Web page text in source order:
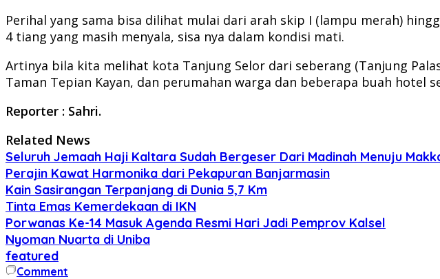
Perihal yang sama bisa dilihat mulai dari arah skip I (lampu merah)
4 tiang yang masih menyala, sisa nya dalam kondisi mati.
Artinya bila kita melihat kota Tanjung Selor dari seberang (Tanjung
Taman Tepian Kayan, dan perumahan warga dan beberapa buah hotel
Reporter : Sahri.
Related News
Seluruh Jemaah Haji Kaltara Sudah Bergeser Dari Madinah Menuju
Perajin Kawat Harmonika dari Pekapuran Banjarmasin
Kain Sasirangan Terpanjang di Dunia 5,7 Km
Tinta Emas Kemerdekaan di IKN
Porwanas Ke-14 Masuk Agenda Resmi Hari Jadi Pemprov Kalsel
Nyoman Nuarta di Uniba
featured
Comment